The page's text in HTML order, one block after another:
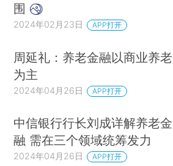
围
2024年02月23日 APP打开
周延礼：养老金融以商业养老
为主
2024年04月26日 APP打开
中信银行行长刘成详解养老金
融 需在三个领域统筹发力
2024年04月26日 APP打开